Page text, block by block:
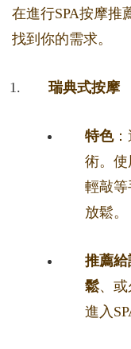
在進行SPA按摩推
找到你的需求。
瑞典式按摩
特色：
術。
輕敲
放鬆。
推薦給
鬆、
進入